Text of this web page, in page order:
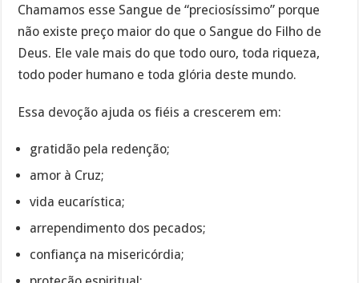
Chamamos esse Sangue de “preciosíssimo” porque
não existe preço maior do que o Sangue do Filho de
Deus. Ele vale mais do que todo ouro, toda riqueza,
todo poder humano e toda glória deste mundo.
Essa devoção ajuda os fiéis a crescerem em:
gratidão pela redenção;
amor à Cruz;
vida eucarística;
arrependimento dos pecados;
confiança na misericórdia;